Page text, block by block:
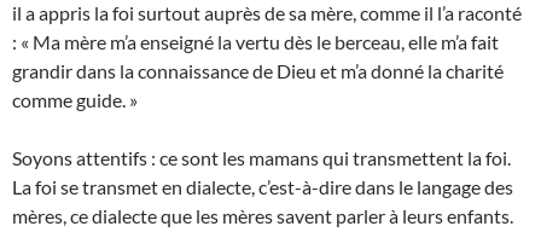
il a appris la foi surtout auprès de sa mère, comme il l’a raconté
: « Ma mère m’a enseigné la vertu dès le berceau, elle m’a fait
grandir dans la connaissance de Dieu et m’a donné la charité
comme guide. »
Soyons attentifs : ce sont les mamans qui transmettent la foi.
La foi se transmet en dialecte, c’est-à-dire dans le langage des
mères, ce dialecte que les mères savent parler à leurs enfants.